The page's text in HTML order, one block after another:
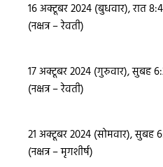
16 अक्टूबर 2024 (बुधवार), रात
(नक्षत्र – रेवती)
17 अक्टूबर 2024 (गुरुवार), सुबह
(नक्षत्र – रेवती)
21 अक्टूबर 2024 (सोमवार),
(नक्षत्र – मृगशीर्ष)